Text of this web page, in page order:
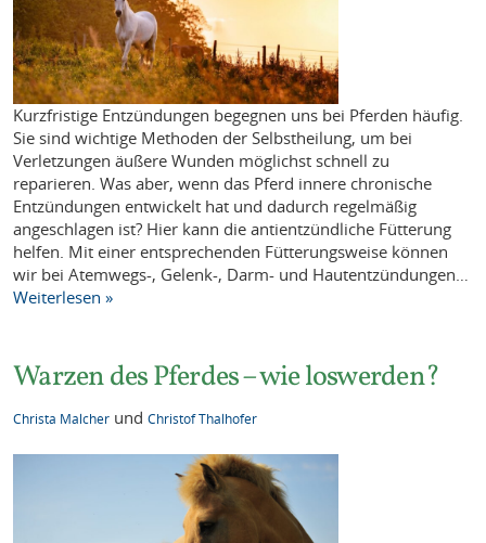
Kurzfristige Entzündungen begegnen uns bei Pferden häufig.
Sie sind wichtige Methoden der Selbstheilung, um bei
Verletzungen äußere Wunden möglichst schnell zu
reparieren. Was aber, wenn das Pferd innere chronische
Entzündungen entwickelt hat und dadurch regelmäßig
angeschlagen ist? Hier kann die antientzündliche Fütterung
helfen. Mit einer entsprechenden Fütterungsweise können
wir bei Atemwegs-, Gelenk-, Darm- und Hautentzündungen…
Weiterlesen »
Warzen des Pferdes – wie loswerden?
Christa Malcher undChristof Thalhofer